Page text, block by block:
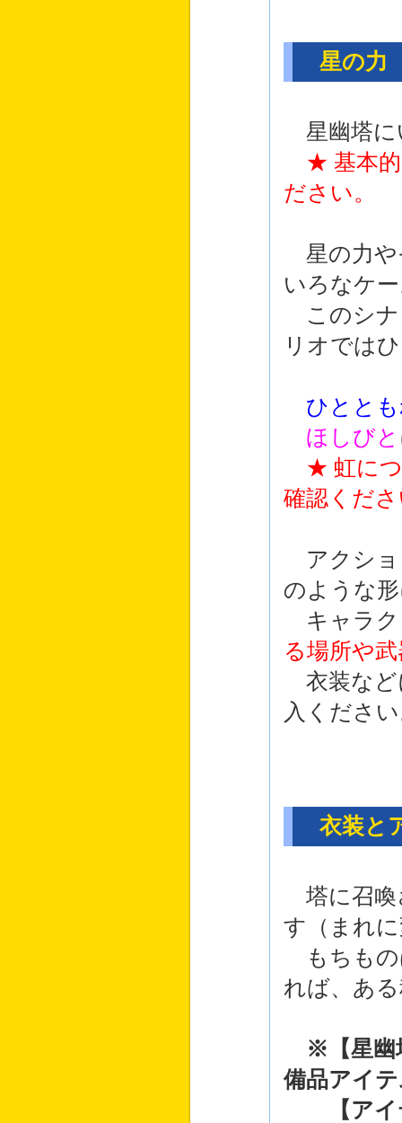
星の力
星幽塔に
★ 基本
ださい。
星の力や
いろなケ
このシナ
リオでは
ひとと
ほしびと
★ 虹に
確認くだ
アクショ
のような
キャラク
る場所や
衣装など
入くださ
衣装と
塔に召喚
す（まれ
もちもの
れば、あ
※【星幽
備品アイ
【アイテ